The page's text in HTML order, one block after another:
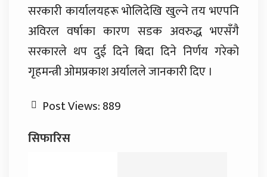
सरकारी कार्यालयहरू भोलिदेखि खुल्ने तय भएपनि
अविरल वर्षाका कारण सडक अवरुद्ध भएसँगै
सरकारले थप दुई दिने बिदा दिने निर्णय गरेको
गृहमन्त्री ओमप्रकाश अर्यालले जानकारी दिए ।
Post Views:889
सिफारिस